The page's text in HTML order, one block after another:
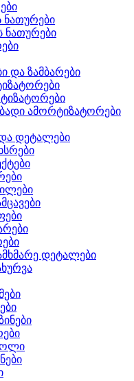
ნათურები
ნათურები
და ზამბარები
ამორტიზატორები
და დეტალები
დეტალები